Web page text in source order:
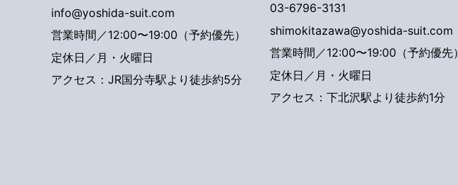
info@yoshida-suit.com
営業時間／12:00〜19:00（予約優先）
定休日／月・火曜日
アクセス：JR国分寺駅より徒歩約5分
03-6796-3131
shimokitazawa@yoshida-suit.com
営業時間／12:00〜19:00（予約優先）
定休日／月・火曜日
アクセス：下北沢駅より徒歩約1分